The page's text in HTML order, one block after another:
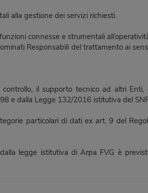
alla gestione dei servizi richiesti.
connesse e strumentali
Responsabili del trattamento ai
il supporto tecnico ad altri Enti,
e dalla Legge 132/2016 istitutiva del
particolari di dati ex art. 9 del
legge istitutiva di Arpa FVG è